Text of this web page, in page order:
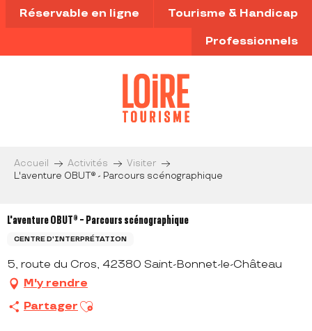
Aller
au
principal
Réservable en ligne Tourisme & Handicap
Professionnels
Accueil Activités
Visiter
L'aventure OBUT® - Parcours scénographique
L'aventure OBUT® - Parcours scénographique
CENTRE D'INTERPRÉTATION
5, route du Cros, 42380 Saint-Bonnet-le-Château
M'y rendre
Partager Ajouter aux favoris